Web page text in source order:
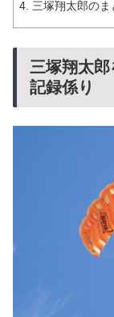
三塚翔太郎の
三塚翔太
記録係り